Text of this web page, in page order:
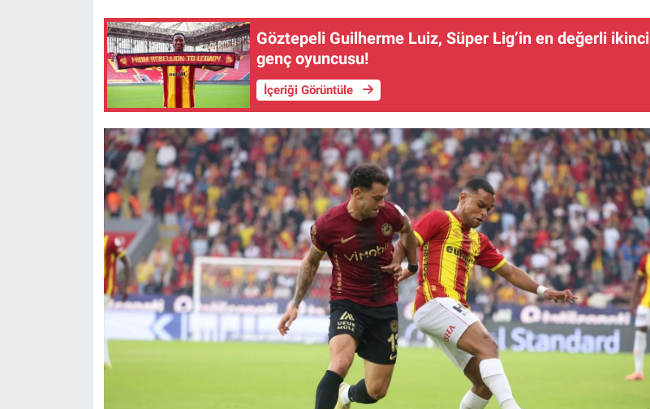
Göztepeli Guilherme Luiz, Süper Lig’in en değerli ikinci
genç oyuncusu!
İçeriği Görüntüle